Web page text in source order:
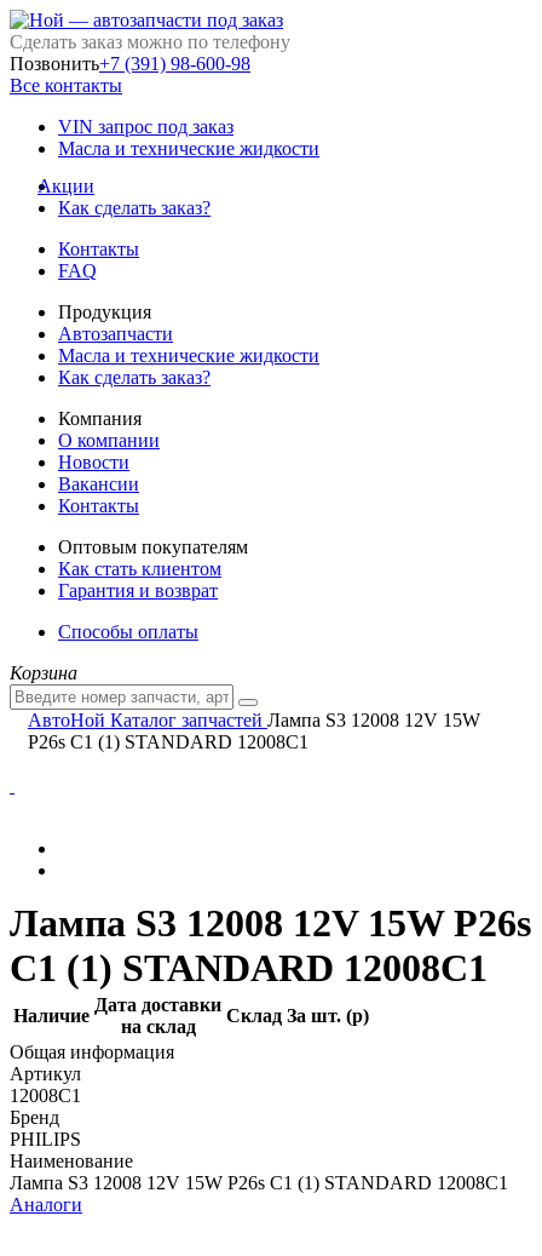
Сделать заказ можно по телефону
Позвонить+7 (391) 98-600-98
Все контакты
VIN запрос под заказ
Масла и технические жидкости
Акции
Как сделать заказ?
Контакты
FAQ
Продукция
Автозапчасти
Масла и технические жидкости
Как сделать заказ?
Компания
О компании
Новости
Вакансии
Контакты
Оптовым покупателям
Как стать клиентом
Гарантия и возврат
Способы оплаты
Корзина
АвтоНой Каталог запчастей Лампа S3 12008 12V 15W
P26s C1 (1) STANDARD 12008C1
Лампа S3 12008 12V 15W P26s
C1 (1) STANDARD 12008C1
Наличие
Дата доставки
на склад
Склад За шт. (p)
Общая информация
Артикул
12008C1
Бренд
PHILIPS
Наименование
Лампа S3 12008 12V 15W P26s C1 (1) STANDARD 12008C1
Аналоги